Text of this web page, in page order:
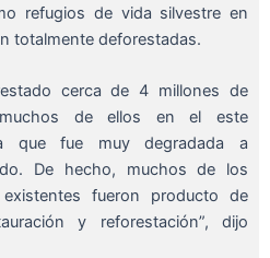
refugios de vida silvestre en
totalmente deforestadas.
cerca de 4 millones de
de ellos en el este
que fue muy degradada a
De hecho, muchos de los
fueron producto de
y reforestación”, dijo